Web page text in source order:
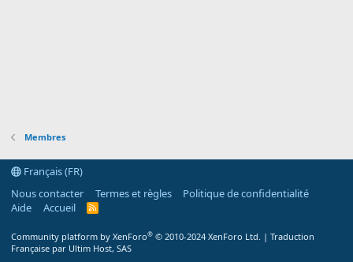
Membres
Français (FR)
Nous contacter
Termes et règles
Politique de confidentialité
Aide
Accueil
R
Community platform by XenForo® © 2010-2024 XenForo Ltd. | Traduction
Française par Ultim Host, SAS